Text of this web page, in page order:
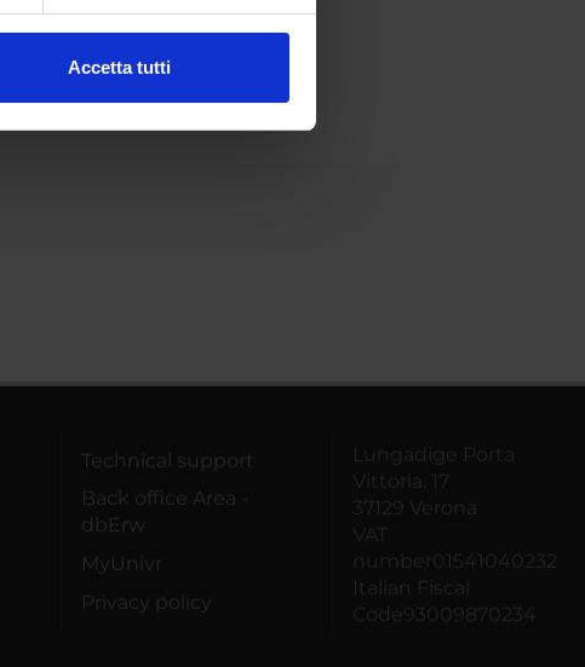
Accetta tutti
Technical support
Back office Area -
dbErw
MyUnivr
Privacy policy
Lungadige Porta
Vittoria, 17
37129 Verona
VAT
number01541040232
Italian Fiscal
Code93009870234